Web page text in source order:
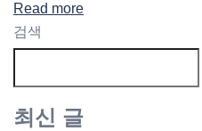
Share
Read more
검색
최신 글